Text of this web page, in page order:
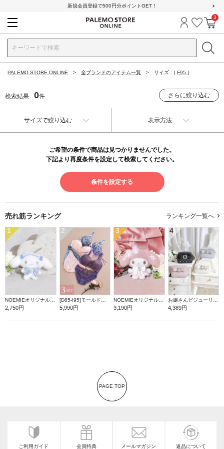
新規会員登録で500円分ポイントGET！
ログイン
お気に
カ
3
PALEMO STORE ONLINE 全ブランドのアイテム一覧 サイズ：[ F95 ]
検索結果 0件 さらに絞り込む
サイズで絞り込む 表示方法
ご希望の条件で商品は見つかりませんでした。
下記より再度条件を設定して検索してください。
条件を設定する
売れ筋ランキング ランキング一覧へ
1
2,750円
2
5,990円
3
3,190円
4
4,389円
PAGE TOP
ご利用ガイド 会員特典 メールマガジン 返品について